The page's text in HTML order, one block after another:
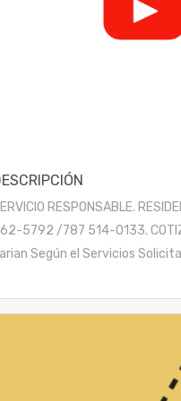
RESPONSABLE.
5792 /787 514-0133.
Según el Servicios